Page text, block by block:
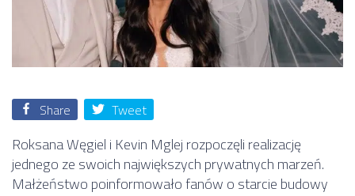
Share Tweet
Roksana Węgieli Kevin Mglejrozpoczęli realizację
jednego ze swoich największych prywatnych marzeń.
Małżeństwo poinformowało fanów o starcie budowy